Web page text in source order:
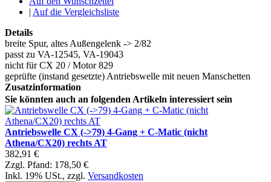
| Auf die Vergleichsliste
Details
breite Spur, altes Außengelenk -> 2/82
passt zu VA-12545, VA-19043
nicht für CX 20 / Motor 829
geprüfte (instand gesetzte) Antriebswelle mit neuen Manschetten
Zusatzinformation
Sie könnten auch an folgenden Artikeln interessiert sein
Antriebswelle CX (->79) 4-Gang + C-Matic (nicht
Athena/CX20) rechts AT
382,91 €
Zzgl. Pfand: 178,50 €
Inkl. 19% USt., zzgl. Versandkosten